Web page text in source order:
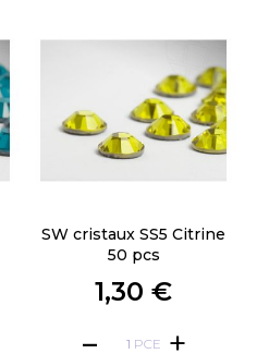
SW cristaux SS5 Citrine
50 pcs
1,30 €
PCE